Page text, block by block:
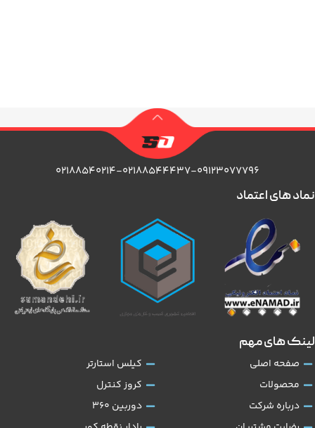
۰۲۱۸۸۵۴۰۲۱۴-۰۲۱۸۸۵۴۴۴۳۷-۰۹۱۲۳۰۷۷۷۹۶
لینک های مهم
صفحه اصلی
محصولات
درباره شرکت
کیلس استارتر
کروز کنترل
دوربین 360
نماد های اعتماد